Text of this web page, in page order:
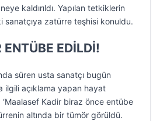
kaldırıldı. Yapılan tetkiklerin
sanatçıya zatürre teşhisi konuldu.
EDİLDİ!
süren usta sanatçı bugün
ilgili açıklama yapan hayat
‘Maalasef Kadir biraz önce entübe
altında bir tümör görüldü.